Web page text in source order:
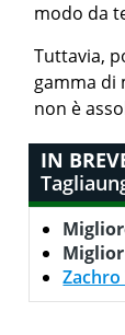
modo da
Tuttavia,
gamma di
non è
IN
Zachro